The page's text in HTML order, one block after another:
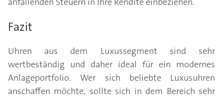
Fazit
Uhren aus dem Luxussegment sind sehr
wertbeständig und daher ideal für ein modernes
Anlageportfolio. Wer sich beliebte Luxusuhren
anschaffen möchte, sollte sich in dem Bereich sehr